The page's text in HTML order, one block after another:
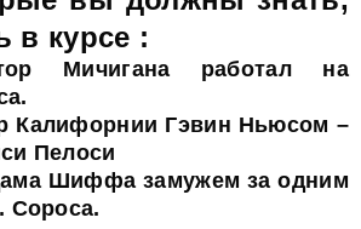
в курсе :
Мичигана работал на
Калифорнии Гэвин Ньюсом –
Пелоси
Шиффа замужем за одним
Сороса.